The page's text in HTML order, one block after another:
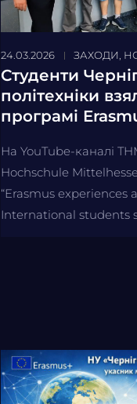
24.03.2026 ЗАХОДИ
Студенти
політехніки
програмі
На YouTube-каналі
Hochschule
“Erasmus experiences
International students